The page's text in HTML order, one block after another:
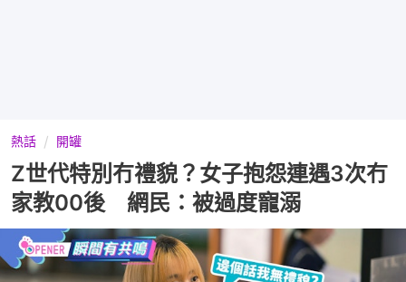
熱話 開罐
Z世代特別冇禮貌？女子抱怨連遇3次冇
家教00後 網民：被過度寵溺